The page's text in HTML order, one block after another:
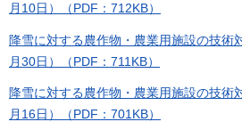
月10日）（PDF：712KB）
降雪に対する農作物・農業用施設の技術
月30日）（PDF：711KB）
降雪に対する農作物・農業用施設の技術
月16日）（PDF：701KB）